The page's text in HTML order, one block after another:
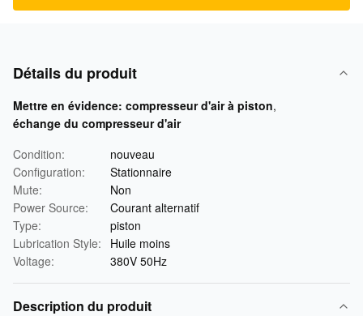
Détails du produit
Mettre en évidence: compresseur d'air à piston,
échange du compresseur d'air
Condition:
nouveau
Configuration:
Stationnaire
Mute:
Non
Power Source:
Courant alternatif
Type:
piston
Lubrication Style:
Huile moins
Voltage:
380V 50Hz
Description du produit